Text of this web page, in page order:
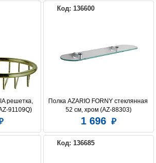
решетка,
91109Q)
Код: 136600
Полка AZARIO FORNY стеклянная
52 см, хром (AZ-88303)
1 696
Код: 136685